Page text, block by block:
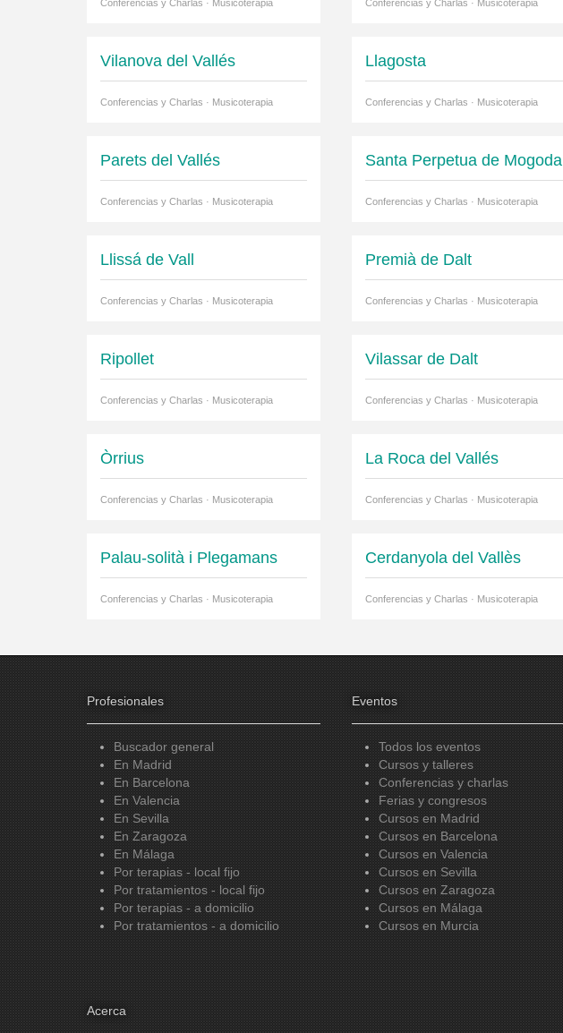
Conferencias y Charlas · Musicoterapia Conferencias y Charlas · Musicoterapia
Vilanova del Vallés
Conferencias y Charlas · Musicoterapia
Llagosta
Conferencias y Charlas · Musicoterapia
Parets del Vallés
Conferencias y Charlas · Musicoterapia
Santa Perpetua de Mogoda
Conferencias y Charlas · Musicoterapia
Llissá de Vall
Conferencias y Charlas · Musicoterapia
Premià de Dalt
Conferencias y Charlas · Musicoterapia
Ripollet
Conferencias y Charlas · Musicoterapia
Vilassar de Dalt
Conferencias y Charlas · Musicoterapia
Òrrius
Conferencias y Charlas · Musicoterapia
La Roca del Vallés
Conferencias y Charlas · Musicoterapia
Palau-solità i Plegamans
Conferencias y Charlas · Musicoterapia
Cerdanyola del Vallès
Conferencias y Charlas · Musicoterapia
Profesionales
Buscador general
En Madrid
En Barcelona
En Valencia
En Sevilla
En Zaragoza
En Málaga
Por terapias - local fijo
Por tratamientos - local fijo
Por terapias - a domicilio
Por tratamientos - a domicilio
Eventos
Todos los eventos
Cursos y talleres
Conferencias y charlas
Ferias y congresos
Cursos en Madrid
Cursos en Barcelona
Cursos en Valencia
Cursos en Sevilla
Cursos en Zaragoza
Cursos en Málaga
Cursos en Murcia
Acerca